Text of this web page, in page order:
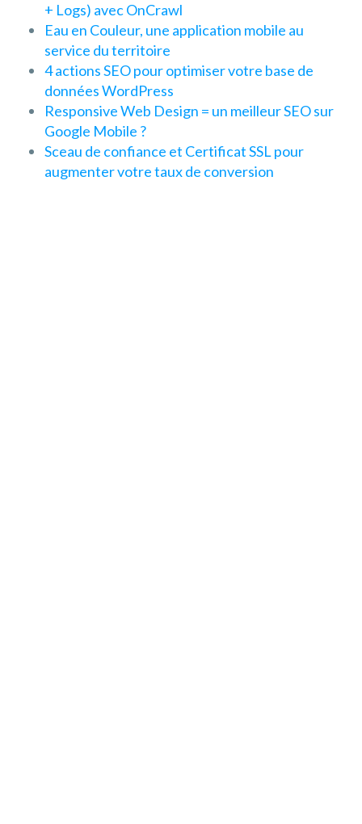
+ Logs) avec OnCrawl
Eau en Couleur, une application mobile au
service du territoire
4 actions SEO pour optimiser votre base de
données WordPress
Responsive Web Design = un meilleur SEO sur
Google Mobile ?
Sceau de confiance et Certificat SSL pour
augmenter votre taux de conversion